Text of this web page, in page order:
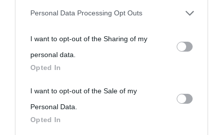
personal information by third parties on the IAB’s list of
downstream participants.
This information may also be disclosed by us to third parties
on the IAB’s List of Downstream Participants that may further
disclose it to other third parties.
Personal Data Processing Opt Outs
I want to opt-out of the Sharing of my
personal data.
Opted In
I want to opt-out of the Sale of my
Personal Data.
Opted In